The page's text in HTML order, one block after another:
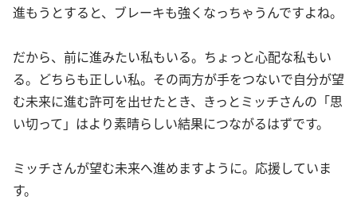
進もうとすると、ブレーキも強くなっちゃうんですよね。
だから、前に進みたい私もいる。ちょっと心配な私もい
る。どちらも正しい私。その両方が手をつないで自分が望
む未来に進む許可を出せたとき、きっとミッチさんの「思
い切って」はより素晴らしい結果につながるはずです。
ミッチさんが望む未来へ進めますように。応援していま
す。